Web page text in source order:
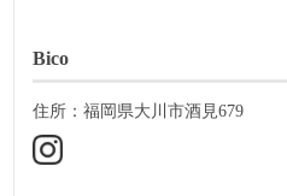
Bico
住所：福岡県大川市酒見679